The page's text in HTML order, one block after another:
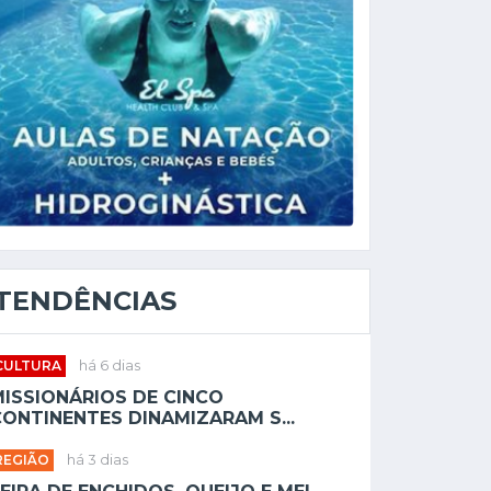
há 6 dias
DE CINCO
DINAMIZARAM S...
há 3 dias